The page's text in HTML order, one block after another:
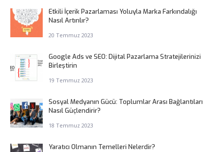
Etkili İçerik Pazarlaması Yoluyla Marka Farkındalığı
Nasıl Artırılır?
20 Temmuz 2023
Google Ads ve SEO: Dijital Pazarlama Stratejilerinizi
Birleştirin
19 Temmuz 2023
Sosyal Medyanın Gücü: Toplumlar Arası Bağlantıları
Nasıl Güçlendirir?
18 Temmuz 2023
Yaratıcı Olmanın Temelleri Nelerdir?